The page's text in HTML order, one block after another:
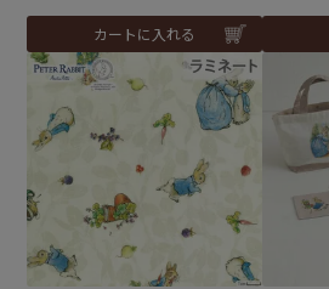
カートに入れる